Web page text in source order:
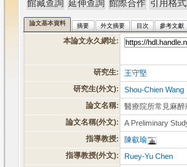
論文基本資料 摘要 外文摘要 目次 參考文獻
本論文永久網址:
研究生:
王守堅
研究生(外文):
Shou-Chien Wang
論文名稱:
醫療院所常見麻
論文名稱(外文):
A Preliminary
指導教授:
陳叡瑜
指導教授(外文):
Ruey-Yu Chen